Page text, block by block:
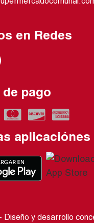
en Redes
pago
aplicaciónes
Diseño y desarrollo